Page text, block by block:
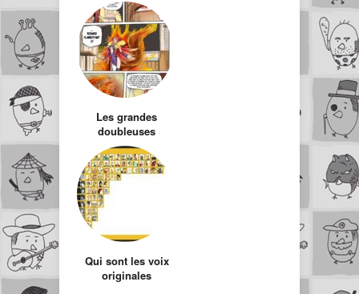
Les grandes
doubleuses
françaises
Qui sont les voix
originales